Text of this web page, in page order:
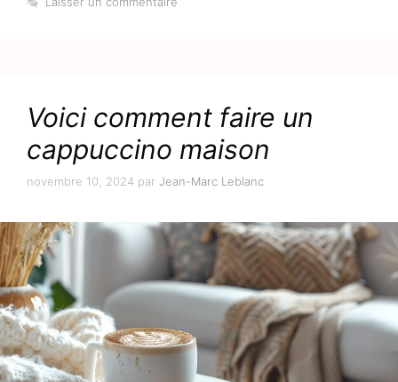
Voici comment faire un
cappuccino maison
novembre 10, 2024 par Jean-Marc Leblanc